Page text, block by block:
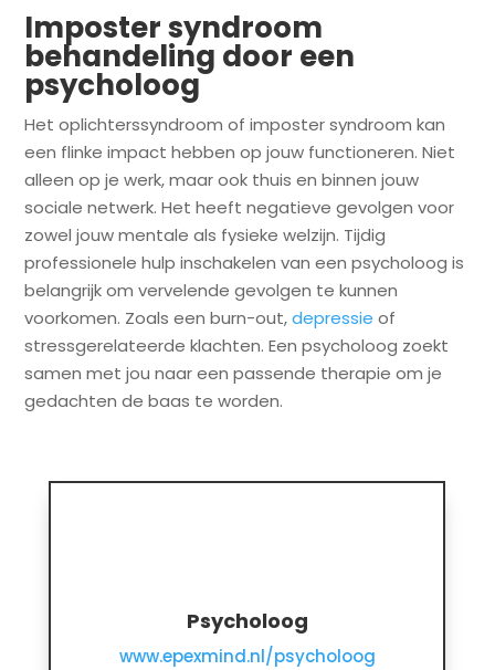
Imposter syndroom
behandeling door een
psycholoog
Het oplichterssyndroom of imposter syndroom kan
een flinke impact hebben op jouw functioneren. Niet
alleen op je werk, maar ook thuis en binnen jouw
sociale netwerk. Het heeft negatieve gevolgen voor
zowel jouw mentale als fysieke welzijn. Tijdig
professionele hulp inschakelen van een psycholoog is
belangrijk om vervelende gevolgen te kunnen
voorkomen. Zoals een burn-out,depressie of
stressgerelateerde klachten. Een psycholoog zoekt
samen met jou naar een passende therapie om je
gedachten de baas te worden.
Psycholoog
www.epexmind.nl/psycholoog